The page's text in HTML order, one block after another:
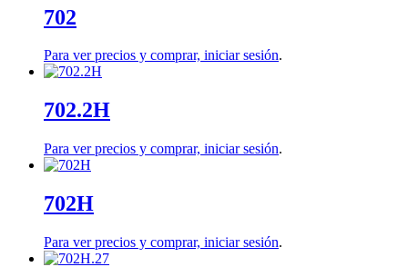
702
Para ver precios y comprar, iniciar sesión.
702.2H
Para ver precios y comprar, iniciar sesión.
702H
Para ver precios y comprar, iniciar sesión.